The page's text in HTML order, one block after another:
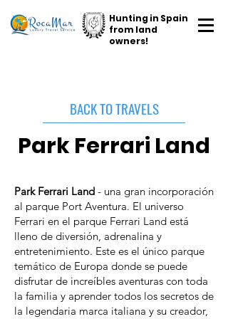
Hunting in Spain
from land
owners!
BACK TO TRAVELS
Park Ferrari Land
Park Ferrari Land - una gran incorporación
al parque Port Aventura. El universo
Ferrari en el parque Ferrari Land está
lleno de diversión, adrenalina y
entretenimiento. Este es el único parque
temático de Europa donde se puede
disfrutar de increíbles aventuras con toda
la familia y aprender todos los secretos de
la legendaria marca italiana y su creador,